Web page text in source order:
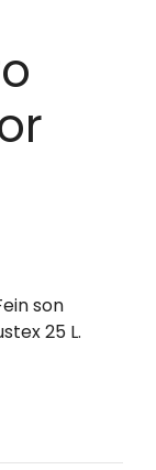
son
25 L.